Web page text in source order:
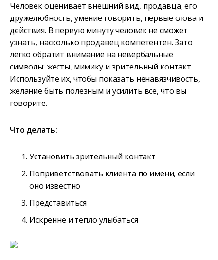
Человек оценивает внешний вид, продавца, его
дружелюбность, умение говорить, первые слова и
действия. В первую минуту человек не сможет
узнать, насколько продавец компетентен. Зато
легко обратит внимание на невербальные
символы: жесты, мимику и зрительный контакт.
Используйте их, чтобы показать ненавязчивость,
желание быть полезным и усилить все, что вы
говорите.
Что делать:
Установить зрительный контакт
Поприветствовать клиента по имени, если
оно известно
Представиться
Искренне и тепло улыбаться